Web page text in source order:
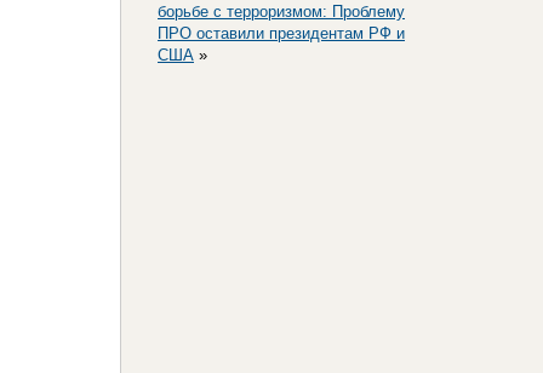
борьбе с терроризмом: Проблему
ПРО оставили президентам РФ и
США »